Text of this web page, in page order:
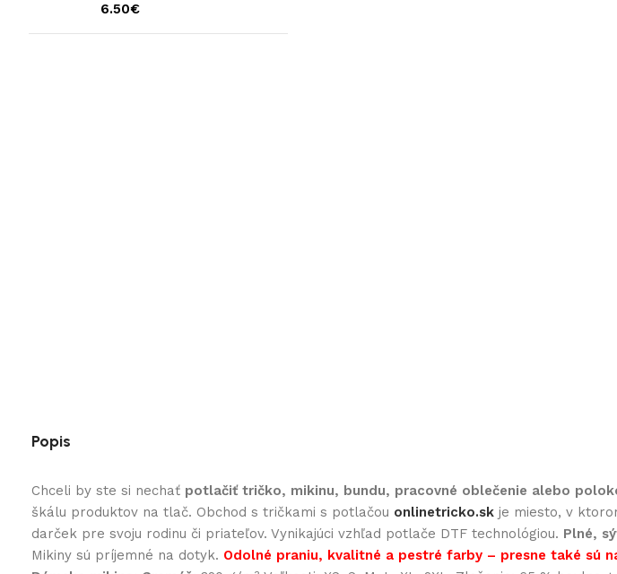
€
Popis
Chceli by ste si nechať potlačiť tričko, mikinu, bundu, pracovné oblečenie alebo
škálu produktov na tlač. Obchod s tričkami s potlačou onlinetricko.sk je miesto, v
darček pre svoju rodinu či priateľov. Vynikajúci vzhľad potlače DTF technológiou. Plné,
Mikiny sú príjemné na dotyk. Odolné praniu, kvalitné a pestré farby – presne také sú